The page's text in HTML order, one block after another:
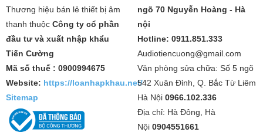
Thương hiệu bán lẻ thiết bị âm
thanh thuộc Công ty cổ phần
đầu tư và xuất nhập khẩu
Tiến Cường
Mã số thuế : 0900994675
Website: https://loanhapkhau.net/
Sitemap
ngõ 70 Nguyễn Hoàng - Hà
nội
Hotline: 0911.851.333
Audiotiencuong@gmail.com
Văn phòng sửa chữa: Số 5 ngõ
542 Xuân Đỉnh, Q. Bắc Từ Liêm
Hà Nội 0966.102.336
Địa chỉ: Hà Đông, Hà
Nội 0904551661